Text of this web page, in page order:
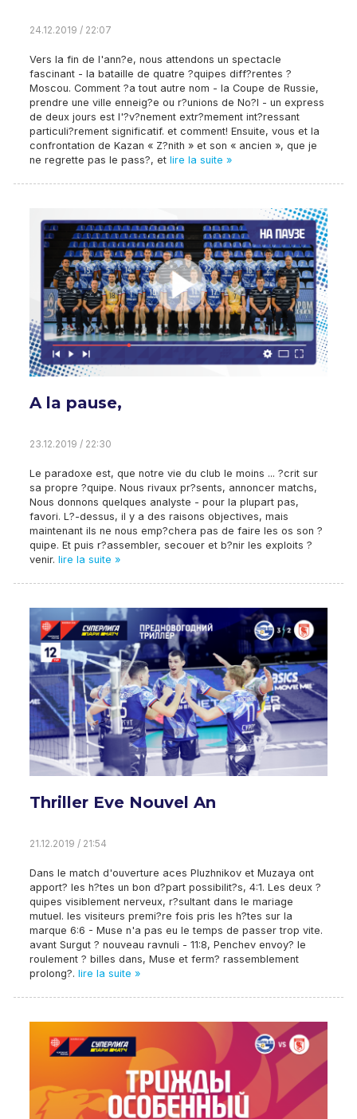
24.12.2019 / 22:07
Vers la fin de l'ann?e, nous attendons un spectacle
fascinant - la bataille de quatre ?quipes diff?rentes ?
Moscou. Comment ?a tout autre nom - la Coupe de Russie,
prendre une ville enneig?e ou r?unions de No?l - un express
de deux jours est l'?v?nement extr?mement int?ressant
particuli?rement significatif. et comment! Ensuite, vous et la
confrontation de Kazan « Z?nith » et son « ancien », que je
ne regrette pas le pass?, et lire la suite »
A la pause,
23.12.2019 / 22:30
Le paradoxe est, que notre vie du club le moins ... ?crit sur
sa propre ?quipe. Nous rivaux pr?sents, annoncer matchs,
Nous donnons quelques analyste - pour la plupart pas,
favori. L?-dessus, il y a des raisons objectives, mais
maintenant ils ne nous emp?chera pas de faire les os son ?
quipe. Et puis r?assembler, secouer et b?nir les exploits ?
venir. lire la suite »
Thriller Eve Nouvel An
21.12.2019 / 21:54
Dans le match d'ouverture aces Pluzhnikov et Muzaya ont
apport? les h?tes un bon d?part possibilit?s, 4:1. Les deux ?
quipes visiblement nerveux, r?sultant dans le mariage
mutuel. les visiteurs premi?re fois pris les h?tes sur la
marque 6:6 - Muse n'a pas eu le temps de passer trop vite.
avant Surgut ? nouveau ravnuli - 11:8, Penchev envoy? le
roulement ? billes dans, Muse et ferm? rassemblement
prolong?. lire la suite »